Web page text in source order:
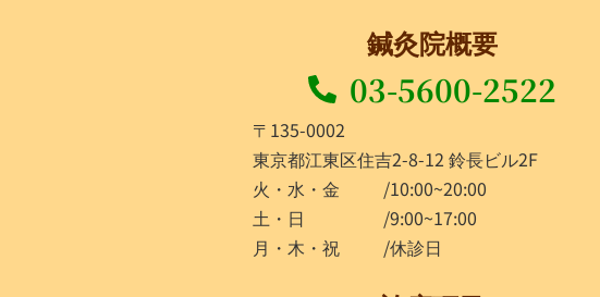
鍼灸院概要
03-5600-2522
〒135-0002
東京都江東区住吉2-8-12 鈴長ビル2F
火・水・金
/10:00~20:00
土・日
/9:00~17:00
月・木・祝
/休診日